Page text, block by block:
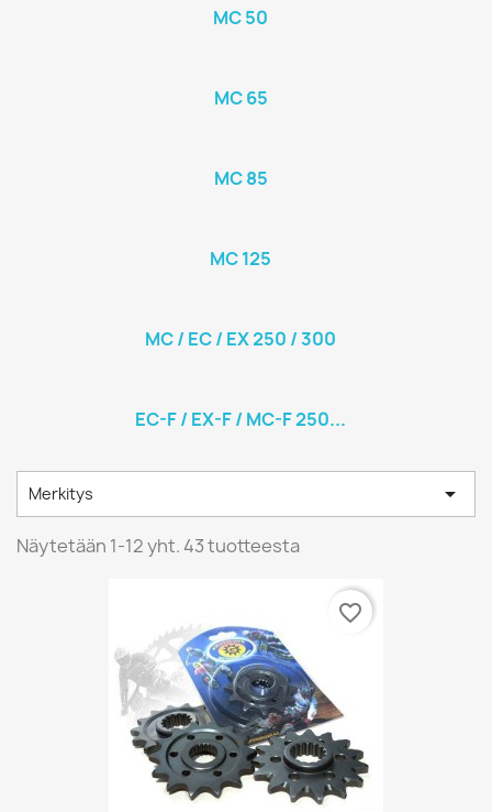
MC 50
MC 65
MC 85
MC 125
MC / EC / EX 250 / 300
EC-F / EX-F / MC-F 250...
Merkitys 
Näytetään 1-12 yht. 43 tuotteesta
favorite_border